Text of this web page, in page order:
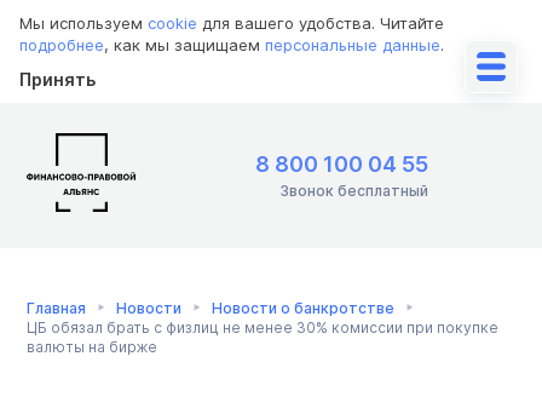
Мы используем cookie для вашего удобства. Читайте
подробнее, как мы защищаем персональные данные.
Принять
8 800 100 04 55
Звонок бесплатный
Главная Новости
Новости о банкротстве
ЦБ обязал брать с физлиц не менее 30% комиссии при покупке
валюты на бирже